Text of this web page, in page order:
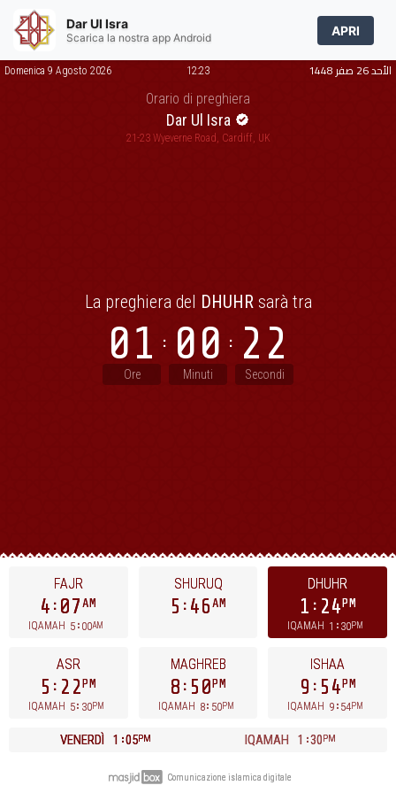
Dar Ul Isra
Scarica la nostra app Android APRI
Domenica 9 Agosto 2026 12:23 الأحد 26 صفر 1448
Orario di preghiera
Dar Ul Isra
21-23 Wyeverne Road, Cardiff, UK
La preghiera del DHUHR sarà tra
01
Ore
00
Minuti
21
Secondi
FAJR
4 07AM
IQAMAH 5 00AM
SHURUQ
5 46 AM
DHUHR
1 24 PM
IQAMAH 1 30PM
ASR
5 22PM
IQAMAH 5 30PM
MAGHREB
8 50 PM
IQAMAH 8 50PM
ISHAA
9 54 PM
IQAMAH 9 54PM
VENERDÌ 1 05PM IQAMAH 1 30PM
Comunicazione islamica digitale